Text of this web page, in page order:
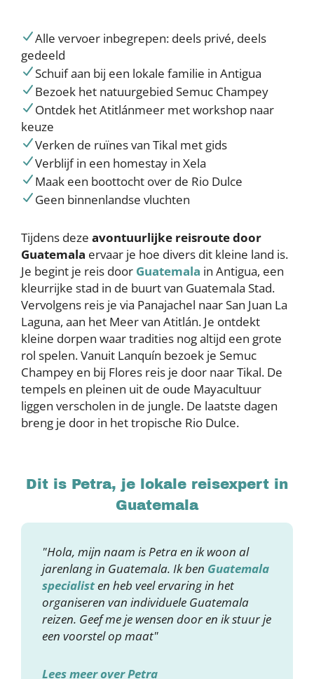
Alle vervoer inbegrepen: deels privé, deels
gedeeld
Schuif aan bij een lokale familie in Antigua
Bezoek het natuurgebied Semuc Champey
Ontdek het Atitlánmeer met workshop naar
keuze
Verken de ruïnes van Tikal met gids
Verblijf in een homestay in Xela
Maak een boottocht over de Rio Dulce
Geen binnenlandse vluchten
Tijdens deze avontuurlijke reisroute door
Guatemala ervaar je hoe divers dit kleine land is.
Je begint je reis door Guatemala in Antigua, een
kleurrijke stad in de buurt van Guatemala Stad.
Vervolgens reis je via Panajachel naar San Juan La
Laguna, aan het Meer van Atitlán. Je ontdekt
kleine dorpen waar tradities nog altijd een grote
rol spelen. Vanuit Lanquín bezoek je Semuc
Champey en bij Flores reis je door naar Tikal. De
tempels en pleinen uit de oude Mayacultuur
liggen verscholen in de jungle. De laatste dagen
breng je door in het tropische Rio Dulce.
Dit is Petra, je lokale reisexpert in
Guatemala
"Hola, mijn naam is Petra en ik woon al
jarenlang in Guatemala. Ik ben Guatemala
specialisten heb veel ervaring in het
organiseren van individuele Guatemala
reizen. Geef me je wensen door en ik stuur je
een voorstel op maat"
Lees meer over Petra